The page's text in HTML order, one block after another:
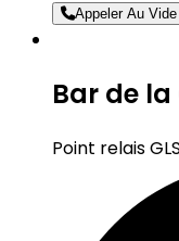
Appeler Au
Bar de
Point relais GLS